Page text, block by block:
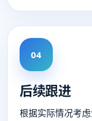
04
后续跟进
根据实际情况考